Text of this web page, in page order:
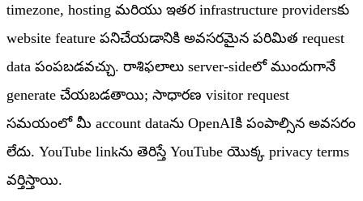
timezone, hosting మరియు ఇతర infrastructure providersకు
website feature పనిచేయడానికి అవసరమైన పరిమిత request
data పంపబడవచ్చు. రాశిఫలాలు server-sideలో ముందుగానే
generate చేయబడతాయి; సాధారణ visitor request
సమయంలో మీ account dataను OpenAIకి పంపాల్సిన అవసరం
లేదు. YouTube linkను తెరిస్తే YouTube యొక్క privacy terms
వర్తిస్తాయి.